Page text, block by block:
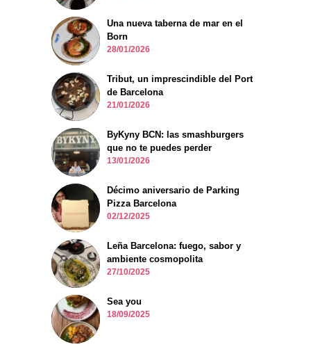
Una nueva taberna de mar en el
Born
28/01/2026
Tribut, un imprescindible del Port
de Barcelona
21/01/2026
ByKyny BCN: las smashburgers
que no te puedes perder
13/01/2026
Décimo aniversario de Parking
Pizza Barcelona
02/12/2025
Leña Barcelona: fuego, sabor y
ambiente cosmopolita
27/10/2025
Sea you
18/09/2025